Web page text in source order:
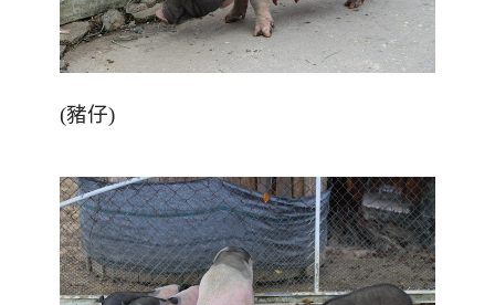
(豬仔)